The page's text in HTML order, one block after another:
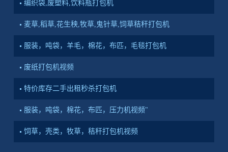
编织袋,废塑料,饮料瓶打包机
麦草,稻草,花生秧,牧草,鬼针草,饲草秸秆打包机
服装，吨袋，羊毛，棉花，布匹，毛毯打包机
废纸打包机视频
特价库存二手出租秒杀打包机
服装，吨袋，棉花，布匹，压力机视频"
饲草，壳类，牧草，秸秆打包机视频